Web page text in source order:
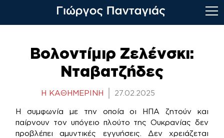
Βολοντίμιρ Ζελένσκι:
Νταβατζήδες
Η ΚΑΘΗΜΕΡΙΝΗ 27.02.2025
Η συμφωνία με την οποία οι ΗΠΑ ζητούν και
παίρνουν τον υπόγειο πλούτο της Ουκρανίας δεν
προβλέπει αμυντικές εγγυήσεις. Δεν χρειάζεται